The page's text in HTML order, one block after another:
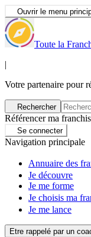
Ouvrir le menu
Toute la
|
Votre partenaire pour
Rechercher
Référencer ma
Se connecter
Navigation principale
Annuaire des
Je découvre
Je me forme
Je choisis ma
Je me lance
Etre rappelé par un